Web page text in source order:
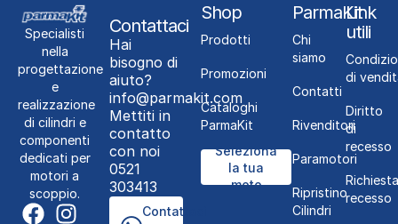
Specialisti
nella
progettazione
e
realizzazione
di cilindri e
componenti
dedicati per
motori a
scoppio.
Contattaci
Hai
bisogno di
aiuto?
info@parmakit.com
Mettiti in
contatto
con noi
0521
303413
Contattaci
Shop
Prodotti
Promozioni
Cataloghi
ParmaKit
Seleziona
la tua
moto
ParmaKit
Chi
siamo
Contatti
Rivenditori
Paramotori
Ripristino
Cilindri
Link
utili
di
Diritto
di
recesso
Richiesta
recesso